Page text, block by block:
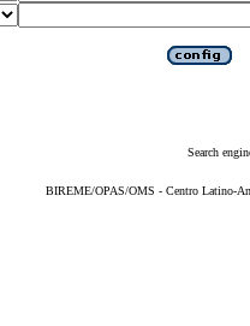
Search
BIREME/OPAS/OMS - Centro Latino-